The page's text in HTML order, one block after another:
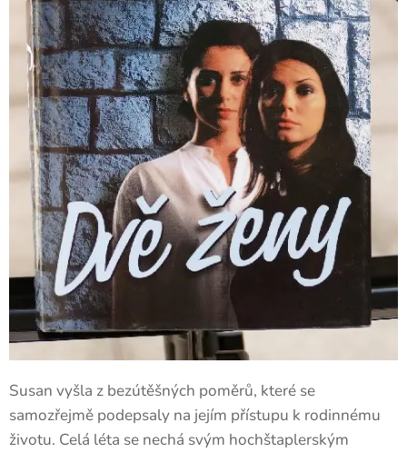
Susan vyšla z bezútěšných poměrů, které se
samozřejmě podepsaly na jejím přístupu k rodinnému
životu. Celá léta se nechá svým hochštaplerským